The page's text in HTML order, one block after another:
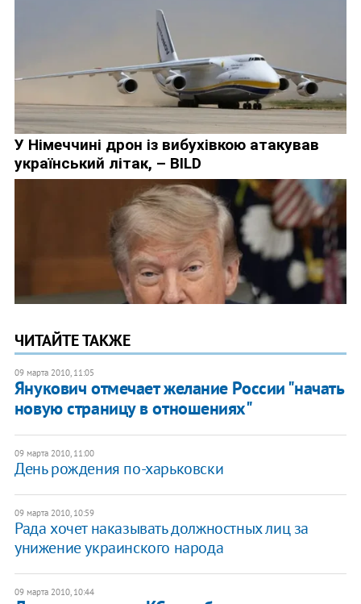
ЧИТАЙТЕ ТАКЖЕ
09 марта 2010, 11:05
Янукович отмечает желание России "начать
новую страницу в отношениях"
09 марта 2010, 11:00
День рождения по-харьковски
09 марта 2010, 10:59
Рада хочет наказывать должностных лиц за
унижение украинского народа
09 марта 2010, 10:44